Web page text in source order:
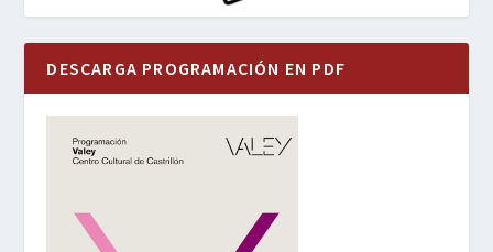
DESCARGA PROGRAMACIÓN EN PDF